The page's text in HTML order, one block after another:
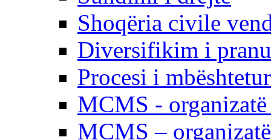
Shoqëria civile
Diversifikim i
Procesi i
MCMS -
MCMS –